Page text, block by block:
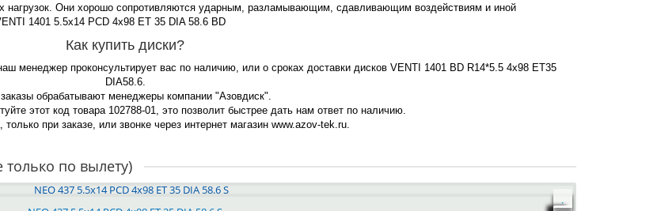
нагрузок. Они хорошо сопротивляются ударным, разламывающим, сдавливающим воздействиям и иной
1401 5.5x14 PCD 4x98 ET 35 DIA 58.6 BD
Как купить диски?
менеджер проконсультирует вас по наличию, или о сроках доставки дисков VENTI 1401 BD R14*5.5 4x98 ET35
DIA58.6.
обрабатывают менеджеры компании "Азовдиск".
этот код товара 102788-01, это позволит быстрее дать нам ответ по наличию.
только при заказе, или звонке через интернет магазин www.azov-tek.ru.
по вылету)